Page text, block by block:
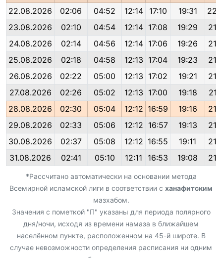
22.08.2026
02:06 04:52 12:14 17:10 19:31
23.08.2026
02:10 04:54 12:14 17:08 19:29
24.08.2026
02:14 04:56 12:14 17:06 19:26
25.08.2026
02:18 04:58 12:13 17:04 19:23
26.08.2026
02:22 05:00 12:13 17:02 19:21
27.08.2026
02:26 05:02 12:13 17:00 19:18
28.08.2026
02:30 05:04 12:12 16:59 19:16
29.08.2026
02:33 05:06 12:12 16:57 19:13
30.08.2026
02:37 05:08 12:12 16:55 19:11
31.08.2026
02:41 05:10 12:11 16:53 19:08
*Рассчитано автоматически на основании метода
Всемирной исламской лиги в соответствии с ханафитским
мазхабом.
Значения с пометкой "П" указаны для периода полярного
дня/ночи, исходя из времени намаза в ближайшем
населённом пункте, расположенном на 45-й широте. В
случае невозможности определения расписания ни одним